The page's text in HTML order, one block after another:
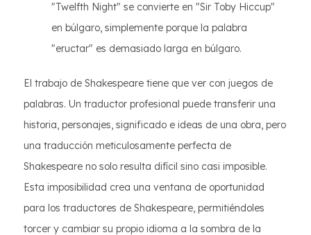
"Twelfth Night" se convierte en "Sir Toby Hiccup"
en búlgaro, simplemente porque la palabra
"eructar" es demasiado larga en búlgaro.
El trabajo de Shakespeare tiene que ver con juegos de
palabras. Un traductor profesional puede transferir una
historia, personajes, significado e ideas de una obra, pero
una traducción meticulosamente perfecta de
Shakespeare no solo resulta difícil sino casi imposible.
Esta imposibilidad crea una ventana de oportunidad
para los traductores de Shakespeare, permitiéndoles
torcer y cambiar su propio idioma a la sombra de la